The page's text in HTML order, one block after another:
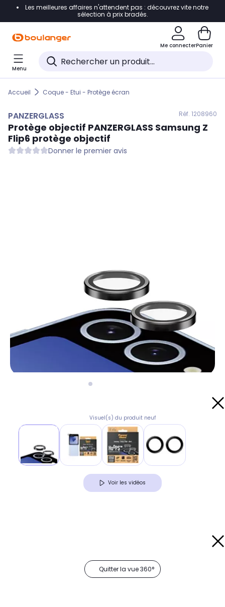
Accéder directement à la navigation
Accéder directement au pied de page
Accéder directement au chatbot
Les meilleures affaires n'attendent pas : découvrez vite notre
sélection à prix bradés.
Me connecterPanier
Menu
Accueil Coque - Etui - Protège écran
PANZERGLASS Réf. 1208960
Protège objectif PANZERGLASS Samsung Z
Flip6 protège objectif
Donner le premier avis
Visuel(s) du produit neuf
Voir les vidéos
Quitter la vue 360°